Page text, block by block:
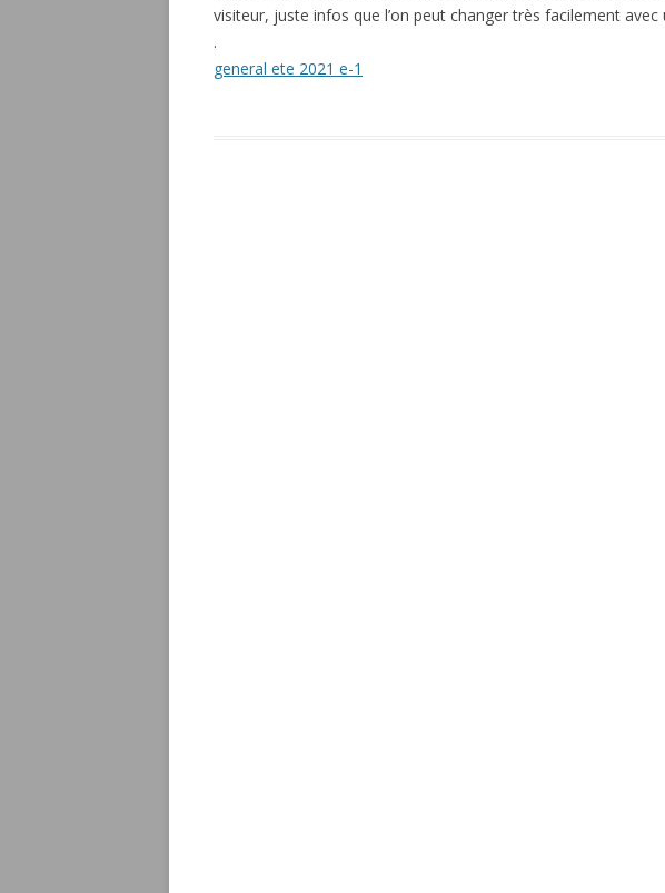
visiteur, juste infos que l’on peut changer très facilement avec
.
general ete 2021 e-1